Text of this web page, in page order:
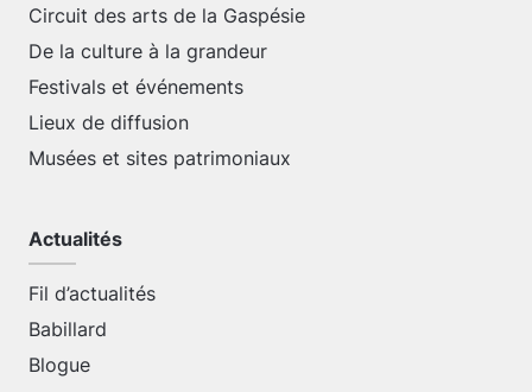
Circuit des arts de la Gaspésie
De la culture à la grandeur
Festivals et événements
Lieux de diffusion
Musées et sites patrimoniaux
Actualités
Fil d’actualités
Babillard
Blogue